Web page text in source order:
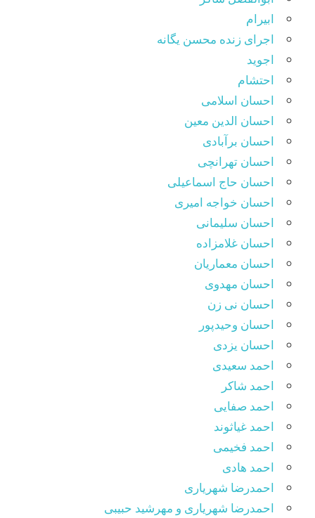
ابیرام
اجرای زنده محسن یگانه
اجوید
احتشام
احسان اسلامی
احسان الدین معین
احسان برآبادی
احسان تهرانچی
احسان حاج اسماعیلی
احسان خواجه امیری
احسان سلیمانی
احسان غلامزاده
احسان معماریان
احسان مهدوی
احسان نی زن
احسان وحیدپور
احسان یزدی
احمد سعیدی
احمد شاکر
احمد صفایی
احمد غیاثوند
احمد فخیمی
احمد هادی
احمدرضا شهریاری
احمدرضا شهریاری و مهرشید حبیبی